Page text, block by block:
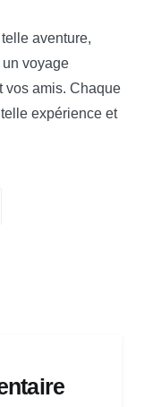
aventure,
voyage
vos amis. Chaque
expérience et